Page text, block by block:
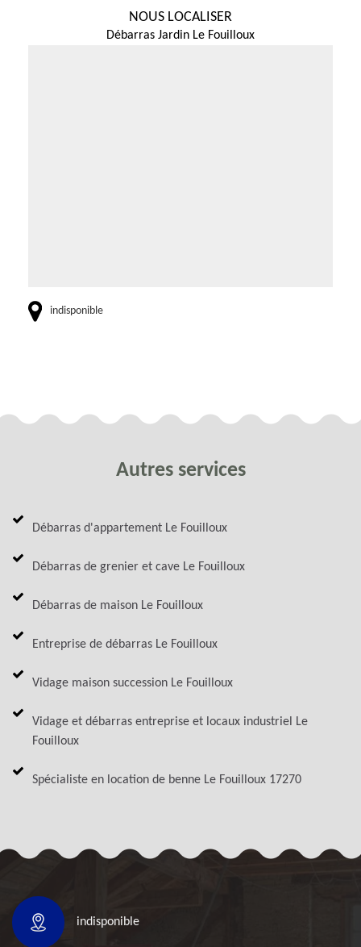
NOUS LOCALISER
Débarras Jardin Le Fouilloux
indisponible
Autres services
Débarras d'appartement Le Fouilloux
Débarras de grenier et cave Le Fouilloux
Débarras de maison Le Fouilloux
Entreprise de débarras Le Fouilloux
Vidage maison succession Le Fouilloux
Vidage et débarras entreprise et locaux industriel Le
Fouilloux
Spécialiste en location de benne Le Fouilloux 17270
indisponible